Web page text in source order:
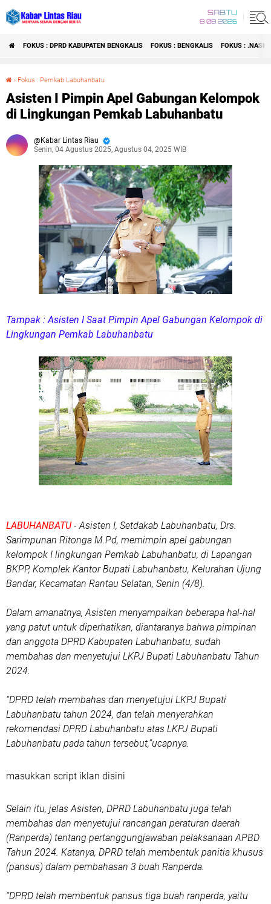
SABTU
8 08 2026
FOKUS : DPRD KABUPATEN BENGKALIS FOKUS : BENGKALIS FOKUS :
› Fokus : Pemkab Labuhanbatu
Asisten I Pimpin Apel Gabungan Kelompok
di Lingkungan Pemkab Labuhanbatu
Kabar Lintas Riau
Senin, 04 Agustus 2025, Agustus 04, 2025 WIB
Tampak : Asisten I Saat Pimpin Apel Gabungan Kelompok di
Lingkungan Pemkab Labuhanbatu
LABUHANBATU- Asisten I, Setdakab Labuhanbatu, Drs.
Sarimpunan Ritonga M.Pd, memimpin apel gabungan
kelompok I lingkungan Pemkab Labuhanbatu, di Lapangan
BKPP, Komplek Kantor Bupati Labuhanbatu, Kelurahan Ujung
Bandar, Kecamatan Rantau Selatan, Senin (4/8).
Dalam amanatnya, Asisten menyampaikan beberapa hal-hal
yang patut untuk diperhatikan, diantaranya bahwa pimpinan
dan anggota DPRD Kabupaten Labuhanbatu, sudah
membahas dan menyetujui LKPJ Bupati Labuhanbatu Tahun
2024.
“DPRD telah membahas dan menyetujui LKPJ Bupati
Labuhanbatu tahun 2024, dan telah menyerahkan
rekomendasi DPRD Labuhanbatu atas LKPJ Bupati
Labuhanbatu pada tahun tersebut,”ucapnya.
masukkan script iklan disini
Selain itu, jelas Asisten, DPRD Labuhanbatu juga telah
membahas dan menyetujui rancangan peraturan daerah
(Ranperda) tentang pertanggungjawaban pelaksanaan APBD
Tahun 2024. Katanya, DPRD telah membentuk panitia khusus
(pansus) dalam pembahasan 3 buah Ranperda.
“DPRD telah membentuk pansus tiga buah ranperda, yaitu